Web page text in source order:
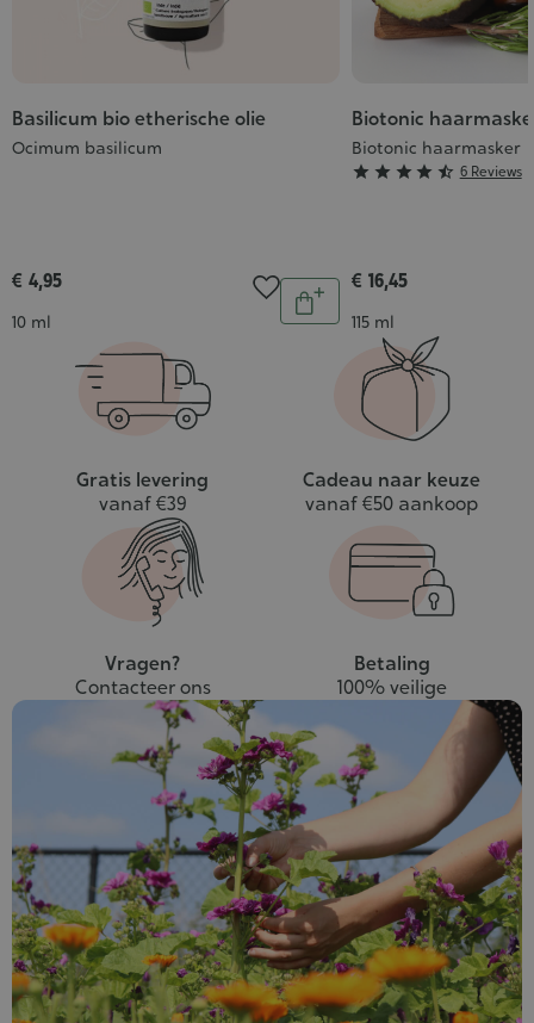
Basilicum bio etherische olie
Ocimum basilicum
€ 4,95
Inhoud
10 ml
Aantal
In
winkelwagen
Biotonic
Biotonic haarmasker
Grade
     6 Reviews
€ 16,45
Inhoud
115 ml
Gratis levering
vanaf €39
Cadeau naar keuze
vanaf €50 aankoop
Vragen?
Contacteer ons
Betaling
100% veilige